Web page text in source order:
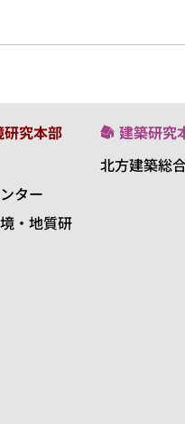
研究本部
ター
・地質研
建築研究
北方建築総